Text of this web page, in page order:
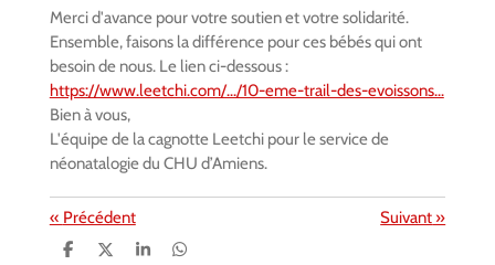
Merci d'avance pour votre soutien et votre solidarité.
Ensemble, faisons la différence pour ces bébés qui ont
besoin de nous. Le lien ci-dessous :
https://www.leetchi.com/.../10-eme-trail-des-evoissons...
Bien à vous,
L'équipe de la cagnotte Leetchi pour le service de
néonatalogie du CHU d’Amiens.
« Précédent Suivant»
P
P
P
P